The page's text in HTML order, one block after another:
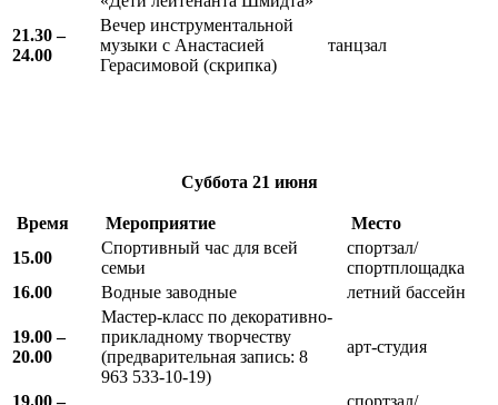
21.30 –
24.00
Вечер инструментальной
музыки с Анастасией
Герасимовой (скрипка)
танцзал
Суббота 21 июня
Время Мероприятие
Место
15.00
Спортивный час для всей
семьи
спортзал/
спортплощадка
16.00
Водные заводные летний бассейн
19.00 –
20.00
Мастер-класс по декоративно-
прикладному творчеству
(предварительная запись: 8
963 533-10-19)
арт-студия
19.00 – спортзал/